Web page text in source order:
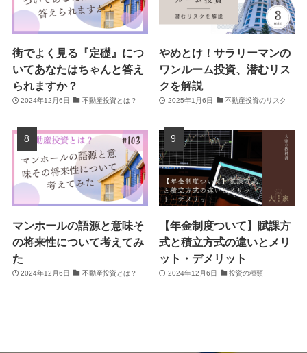
街でよく見る『定礎』につ
いてあなたはちゃんと答え
られますか？
2024年12月6日 不動産投資とは？
やめとけ！サラリーマンの
ワンルーム投資、潜むリス
クを解説
2025年1月6日 不動産投資のリスク
マンホールの語源と意味そ
の将来性について考えてみ
た
2024年12月6日 不動産投資とは？
【年金制度ついて】賦課方
式と積立方式の違いとメリ
ット・デメリット
2024年12月6日 投資の種類